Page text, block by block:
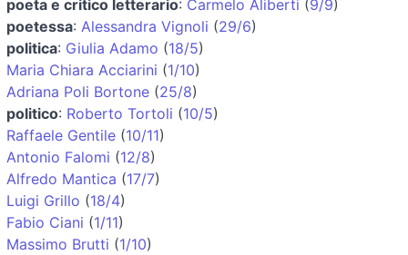
poeta e critico letterario: Carmelo Aliberti (9/9)
poetessa: Alessandra Vignoli (29/6)
politica: Giulia Adamo (18/5)
Maria Chiara Acciarini (1/10)
Adriana Poli Bortone (25/8)
politico: Roberto Tortoli (10/5)
Raffaele Gentile (10/11)
Antonio Falomi (12/8)
Alfredo Mantica (17/7)
Luigi Grillo (18/4)
Fabio Ciani (1/11)
Massimo Brutti (1/10)